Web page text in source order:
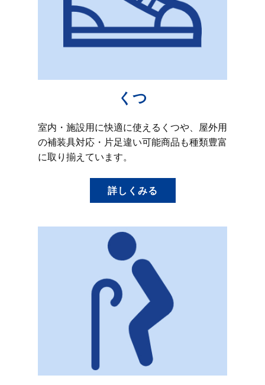
くつ
室内・施設用に快適に使えるくつや、屋外用
の補装具対応・片足違い可能商品も種類豊富
に取り揃えています。
詳しくみる